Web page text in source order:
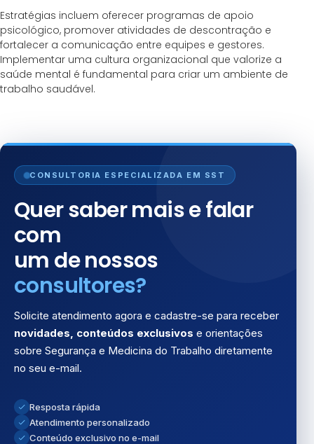
Estratégias incluem oferecer programas de apoio
psicológico, promover atividades de descontração e
fortalecer a comunicação entre equipes e gestores.
Implementar uma cultura organizacional que valorize a
saúde mental é fundamental para criar um ambiente de
trabalho saudável.
CONSULTORIA ESPECIALIZADA EM SST
Quer saber mais e falar
com
um de nossos
consultores?
Solicite atendimento agora e cadastre-se para receber
novidades, conteúdos exclusivos e orientações
sobre Segurança e Medicina do Trabalho diretamente
no seu e-mail.
Resposta rápida
Atendimento personalizado
Conteúdo exclusivo no e-mail